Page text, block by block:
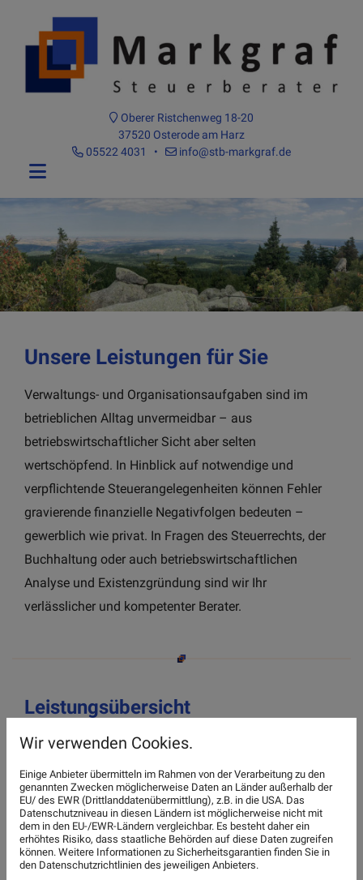
Oberer Ristchenweg 18-20
37520 Osterode am Harz
05522 4031
• info@stb-markgraf.de
Unsere Leistungen für Sie
Verwaltungs- und Organisationsaufgaben sind im
betrieblichen Alltag unvermeidbar – aus
betriebswirtschaftlicher Sicht aber selten
wertschöpfend. In Hinblick auf notwendige und
verpflichtende Steuerangelegenheiten können Fehler
gravierende finanzielle Negativfolgen bedeuten –
gewerblich wie privat. In Fragen des Steuerrechts, der
Buchhaltung oder auch betriebswirtschaftlichen
Analyse und Existenzgründung sind wir Ihr
verlässlicher und kompetenter Berater.
Leistungsübersicht
Finanzbuchhaltung
Lohnbuchhaltung
Wir verwenden Cookies.
Einige Anbieter übermitteln im Rahmen von der Verarbeitung zu den
genannten Zwecken möglicherweise Daten an Länder außerhalb der
EU/ des EWR (Drittlanddatenübermittlung), z.B. in die USA. Das
Datenschutzniveau in diesen Ländern ist möglicherweise nicht mit
dem in den EU-/EWR-Ländern vergleichbar. Es besteht daher ein
erhöhtes Risiko, dass staatliche Behörden auf diese Daten zugreifen
können. Weitere Informationen zu Sicherheitsgarantien finden Sie in
den Datenschutzrichtlinien des jeweiligen Anbieters.